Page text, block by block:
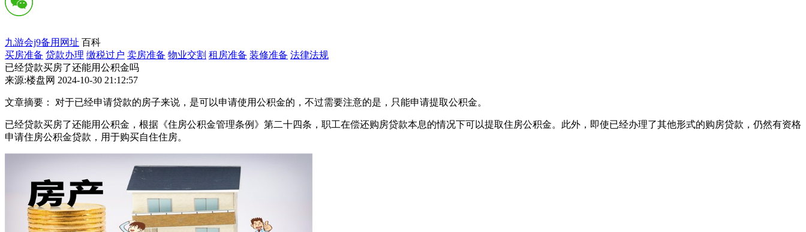
九游会j9备用网址 百科
买房准备 贷款办理 缴税过户 卖房准备 物业交割 租房准备 装修准备 法律法规
已经贷款买房了还能用公积金吗
来源:楼盘网 2024-10-30 21:12:57
文章摘要： 对于已经申请贷款的房子来说，是可以申请使用公积金的，不过需要注意的是，只能申请提取公积金。
已经贷款买房了还能用公积金，根据《住房公积金管理条例》第二十四条，职工在偿还购房贷款本息的情况下可以提取住房公积金。此外，即使已经办理了其他形式的购房贷款，仍然有资格
申请住房公积金贷款，用于购买自住住房。